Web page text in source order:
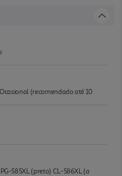
(recomendado até 10
585XL (preto) CL-586XL (a